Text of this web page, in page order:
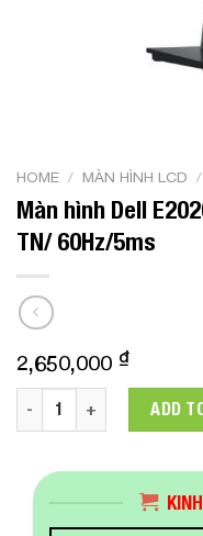
HOME / MÀN HÌNH LCD /
Màn hình Dell
TN/ 60Hz/5ms
2,650,000 ₫
Màn hình Dell E2020H
ADD